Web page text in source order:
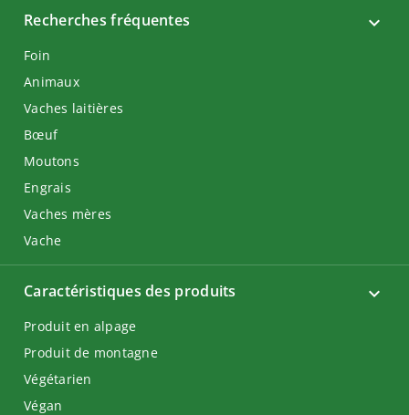
Recherches fréquentes
Foin
Animaux
Vaches laitières
Bœuf
Moutons
Engrais
Vaches mères
Vache
Caractéristiques des produits
Produit en alpage
Produit de montagne
Végétarien
Végan